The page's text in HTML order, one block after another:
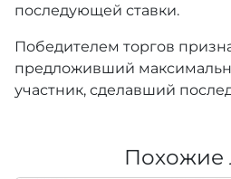
последующей ставки.
Победителем торгов
предложивший
участник, сделавший
Похожие